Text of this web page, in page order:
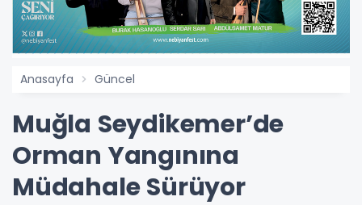
Anasayfa Güncel
Muğla Seydikemer’de
Orman Yangınına
Müdahale Sürüyor